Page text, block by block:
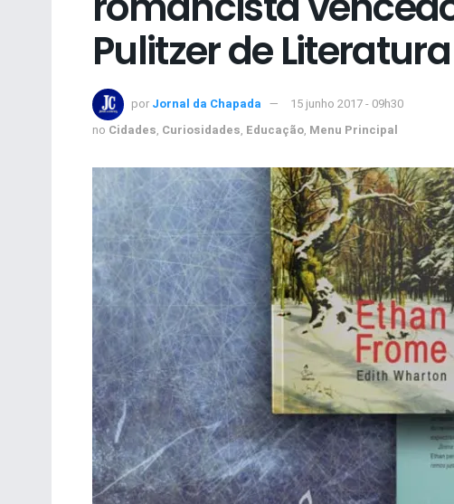
Pulitzer de Literatura
por Jornal da Chapada
15 junho 2017 - 09h30
no Cidades, Curiosidades, Educação, Menu Principal